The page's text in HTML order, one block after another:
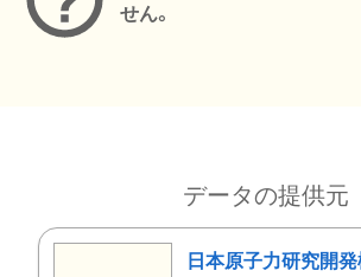
せん。
データの提供元
日本原子力研究開